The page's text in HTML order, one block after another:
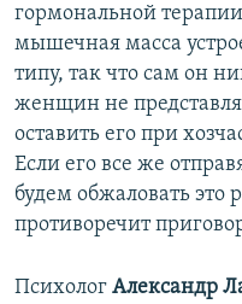
гормональной
мышечная масса
типу, так что сам он
женщин не
оставить его при
Если его все же
будем обжаловать это
противоречит
Психолог Александр